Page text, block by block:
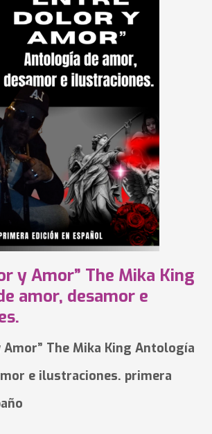
y Amor” The Mika King
amor, desamor e
Amor” The Mika King Antología
e ilustraciones. primera